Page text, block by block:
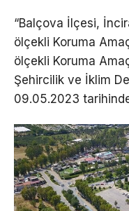
“Balçova İlçesi,
ölçekli Koruma
ölçekli Koruma
Şehircilik ve İklim
09.05.2023